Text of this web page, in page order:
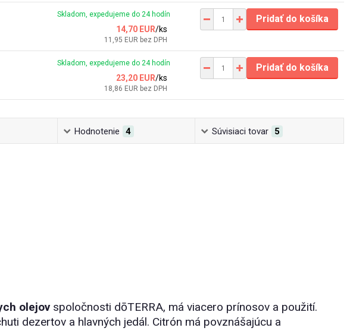
14,70 EUR/ks
11,95 EUR bez DPH
Skladom, expedujeme do 24 hodín Pridať do košíka
23,20 EUR/ks
18,86 EUR bez DPH
Skladom, expedujeme do 24 hodín Pridať do košíka
Hodnotenie 4 Súvisiaci tovar 5
olejovspoločnosti dōTERRA, má viacero prínosov a použití.
dezertov a hlavných jedál. Citrón má povznášajúcu a